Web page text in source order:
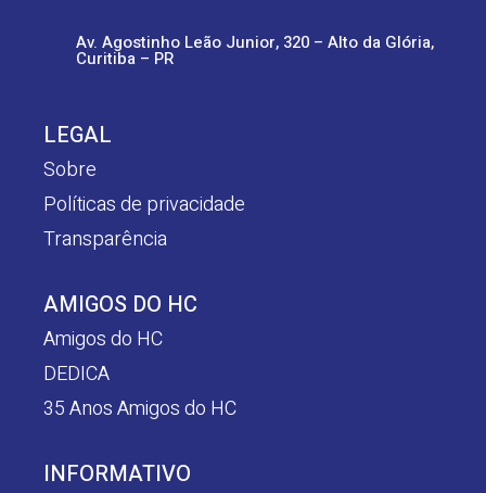
Av. Agostinho Leão Junior, 320 – Alto da Glória,
Curitiba – PR
LEGAL
Sobre
Políticas de privacidade
Transparência
AMIGOS DO HC
Amigos do HC
DEDICA
35 Anos Amigos do HC
INFORMATIVO